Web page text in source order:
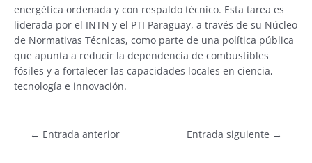
energética ordenada y con respaldo técnico. Esta tarea es
liderada por el INTN y el PTI Paraguay, a través de su Núcleo
de Normativas Técnicas, como parte de una política pública
que apunta a reducir la dependencia de combustibles
fósiles y a fortalecer las capacidades locales en ciencia,
tecnología e innovación.
← Entrada anterior Entrada siguiente →